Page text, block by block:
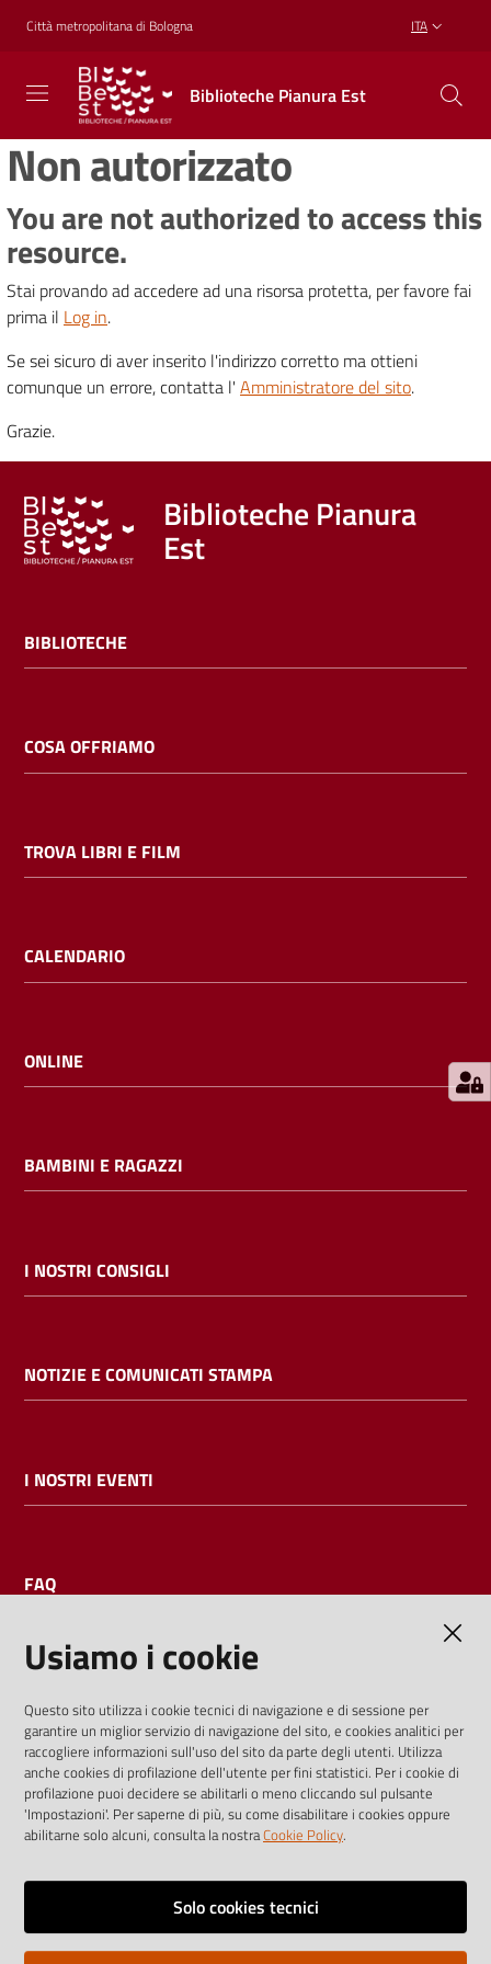
Vai al contenuto
Vai alla navigazione
Vai al footer
Città metropolitana di Bologna ITA
Biblioteche Pianura Est
Biblioteche
Pianura
Est
CONOSCERE,
CREARE,
Biblioteche
Cosa
offriamo
Trova
libri
e
film
Calendario
i
cataloghi
bibliotecario
Non autorizzato
You are not authorized to access this
resource.
Stai provando ad accedere ad una risorsa protetta, per favore fai
prima il Log in.
Se sei sicuro di aver inserito l'indirizzo corretto ma ottieni
comunque un errore, contatta l' Amministratore del sito.
Grazie.
Biblioteche Pianura
Est
BIBLIOTECHE
COSA OFFRIAMO
TROVA LIBRI E FILM
CALENDARIO
ONLINE
BAMBINI E RAGAZZI
I NOSTRI CONSIGLI
NOTIZIE E COMUNICATI STAMPA
I NOSTRI EVENTI
FAQ
I dati personali pubblicati sono riutilizzabili solo alle condizioni
previste dalla direttiva comunitaria 2003/98/CE e dal d.lgs.
36/2006
Vai alla pagina
Note legali
Usiamo i cookie
Questo sito utilizza i cookie tecnici di navigazione e di sessione per
garantire un miglior servizio di navigazione del sito, e cookies analitici per
raccogliere informazioni sull'uso del sito da parte degli utenti. Utilizza
anche cookies di profilazione dell'utente per fini statistici. Per i cookie di
profilazione puoi decidere se abilitarli o meno cliccando sul pulsante
'Impostazioni'. Per saperne di più, su come disabilitare i cookies oppure
abilitarne solo alcuni, consulta la nostraCookie Policy.
Solo cookies tecnici